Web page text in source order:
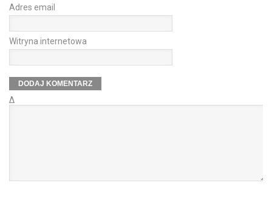
Adres email
Witryna internetowa
Δ